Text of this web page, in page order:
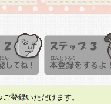
登録いただけます。